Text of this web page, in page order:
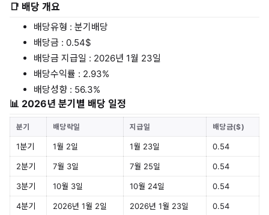
📑 배당 개요
배당유형 : 분기배당
배당금 : 0.54$
배당금 지급일 : 2026년 1월 23일
배당수익률 : 2.93%
배당성향 : 56.3%
📊 2026년 분기별 배당 일정
분기 배당락일 지급일 배당금($)
1분기 1월 2일 1월 23일 0.54
2분기 7월 3일 7월 25일 0.54
3분기 10월 3일 10월 24일 0.54
4분기 2026년 1월 2일 2026년 1월 23일 0.54